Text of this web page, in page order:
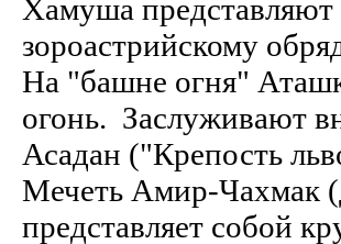
Хамуша представляют
зороастрийскому
На "башне огня"
огонь. Заслуживают
Асадан ("Крепость
Мечеть Амир-Чахмак
представляет собой